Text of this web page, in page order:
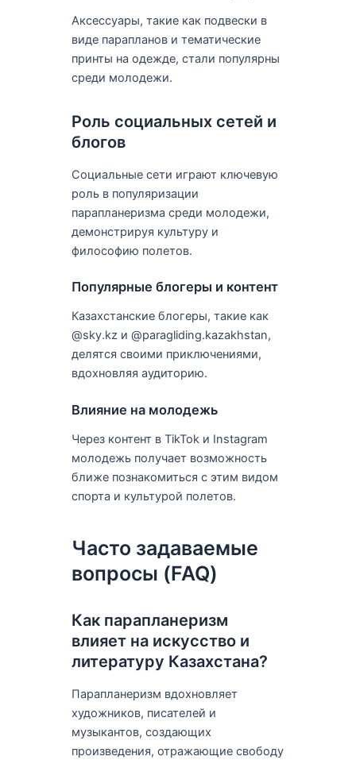
Аксессуары, такие как подвески в
виде парапланов и тематические
принты на одежде, стали популярны
среди молодежи.
Роль социальных сетей и
блогов
Социальные сети играют ключевую
роль в популяризации
парапланеризма среди молодежи,
демонстрируя культуру и
философию полетов.
Популярные блогеры и контент
Казахстанские блогеры, такие как
@sky.kz и @paragliding.kazakhstan,
делятся своими приключениями,
вдохновляя аудиторию.
Влияние на молодежь
Через контент в TikTok и Instagram
молодежь получает возможность
ближе познакомиться с этим видом
спорта и культурой полетов.
Часто задаваемые
вопросы (FAQ)
Как парапланеризм
влияет на искусство и
литературу Казахстана?
Парапланеризм вдохновляет
художников, писателей и
музыкантов, создающих
произведения, отражающие свободу